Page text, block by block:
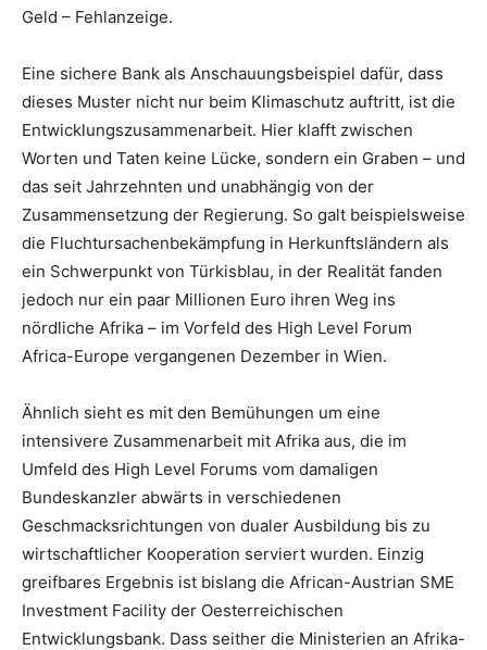
Geld – Fehlanzeige.
Eine sichere Bank als Anschauungsbeispiel dafür, dass
dieses Muster nicht nur beim Klimaschutz auftritt, ist die
Entwicklungszusammenarbeit. Hier klafft zwischen
Worten und Taten keine Lücke, sondern ein Graben – und
das seit Jahrzehnten und unabhängig von der
Zusammensetzung der Regierung. So galt beispielsweise
die Fluchtursachenbekämpfung in Herkunftsländern als
ein Schwerpunkt von Türkisblau, in der Realität fanden
jedoch nur ein paar Millionen Euro ihren Weg ins
nördliche Afrika – im Vorfeld des High Level Forum
Africa-Europe vergangenen Dezember in Wien.
Ähnlich sieht es mit den Bemühungen um eine
intensivere Zusammenarbeit mit Afrika aus, die im
Umfeld des High Level Forums vom damaligen
Bundeskanzler abwärts in verschiedenen
Geschmacksrichtungen von dualer Ausbildung bis zu
wirtschaftlicher Kooperation serviert wurden. Einzig
greifbares Ergebnis ist bislang die African-Austrian SME
Investment Facility der Oesterreichischen
Entwicklungsbank. Dass seither die Ministerien an Afrika-